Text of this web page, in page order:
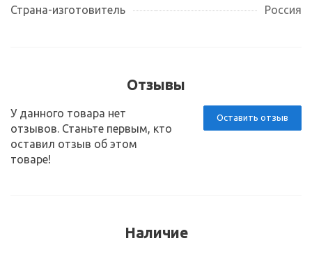
Страна-изготовитель
Россия
Отзывы
Оставить отзыв
У данного товара нет
отзывов. Станьте первым, кто
оставил отзыв об этом
товаре!
Наличие